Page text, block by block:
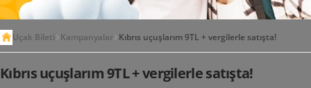
Uçak Bileti Kampanyalar Kıbrıs uçuşlarım 9TL + vergilerle satışta!
Kıbrıs uçuşlarım 9TL + vergilerle satışta!